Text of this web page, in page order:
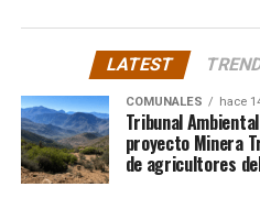
LATEST
COMUNALES hace
Tribunal
proyecto Minera
de agricultores